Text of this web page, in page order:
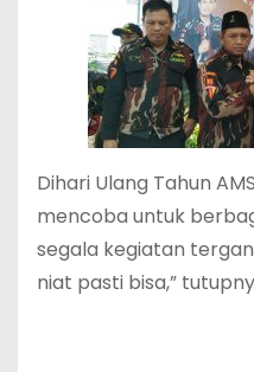
Dihari Ulang Tahun
mencoba untuk
segala kegiatan
niat pasti bisa,”